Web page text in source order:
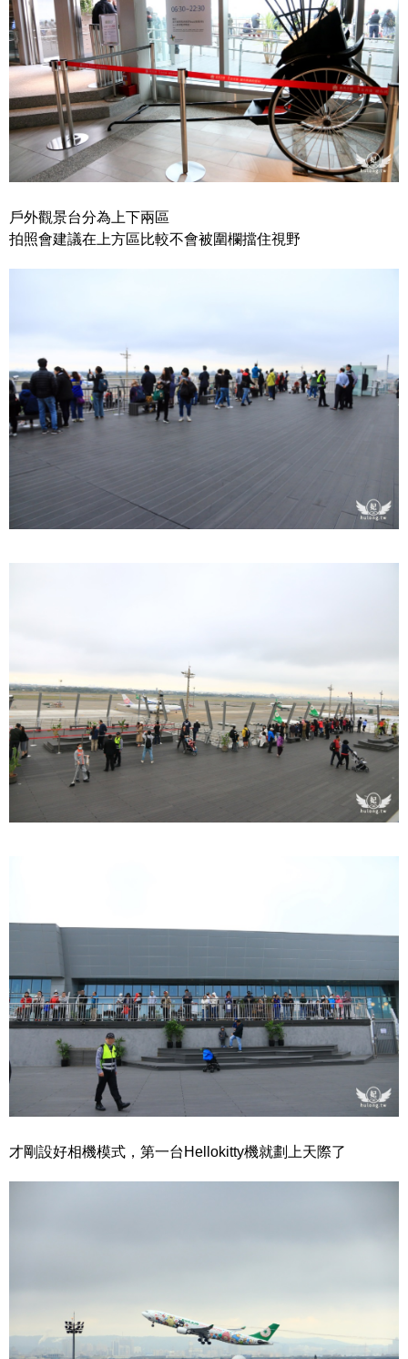
戶外觀景台分為上下兩區
拍照會建議在上方區比較不會被圍欄擋住視野
才剛設好相機模式，第一台Hellokitty機就劃上天際了